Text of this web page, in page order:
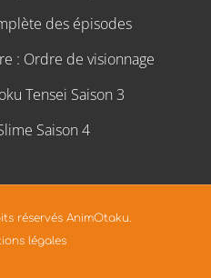
des épisodes
: Ordre de visionnage
Tensei Saison 3
Saison 4
réservés AnimOtaku.
légales